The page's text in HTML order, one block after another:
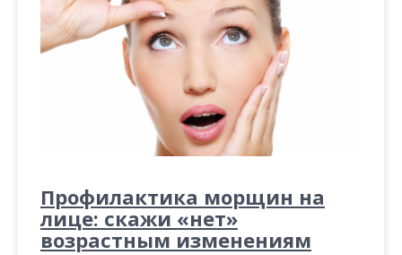
Профилактика морщин на
лице: скажи «нет»
возрастным изменениям